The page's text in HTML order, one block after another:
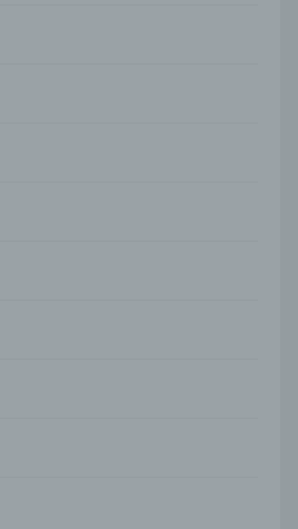
unabhängig davon, ob
nach
möglicherweise
oder juristische
dem Auftragsverarbeiter
oder des
Daten zu verarbeiten.
jede von der betroffenen